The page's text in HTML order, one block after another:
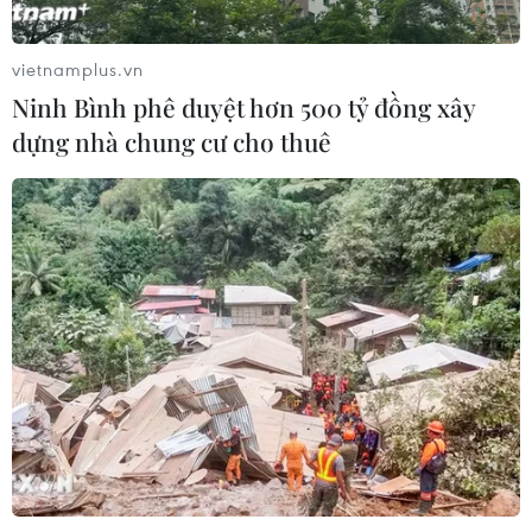
Công nghệ AI từ OPES gây ấn tượng
tại Vietnam Insurance Summit 2026
05/08/2026 08:10
Từ thương cảng Sài Gòn đến trung
tâm tài chính quốc tế nhìn từ
Vietcombank Tower
05/08/2026 08:09
Gia Lai chấp thuận hai dự án chăn
nuôi công nghệ cao trị giá hơn 3.600
tỷ đồng
05/08/2026 06:29
vietnamplus.vn
Ninh Bình phê duyệt hơn 500 tỷ đồng xây
dựng nhà chung cư cho thuê